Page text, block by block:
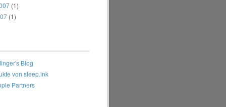
(1)
(1)
Blog
von sleep.ink
Partners